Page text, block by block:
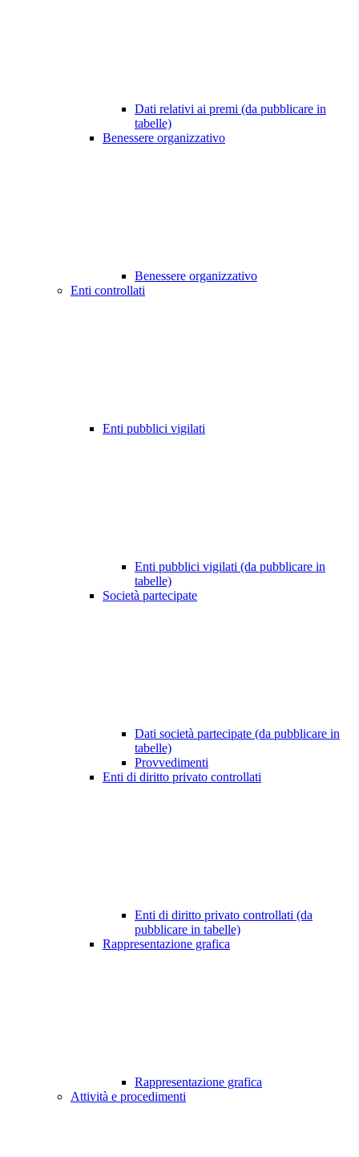
Dati relativi ai premi (da pubblicare in
tabelle)
Benessere organizzativo
Benessere organizzativo
Enti controllati
Enti pubblici vigilati
Enti pubblici vigilati (da pubblicare in
tabelle)
Società partecipate
Dati società partecipate (da pubblicare in
tabelle)
Provvedimenti
Enti di diritto privato controllati
Enti di diritto privato controllati (da
pubblicare in tabelle)
Rappresentazione grafica
Rappresentazione grafica
Attività e procedimenti